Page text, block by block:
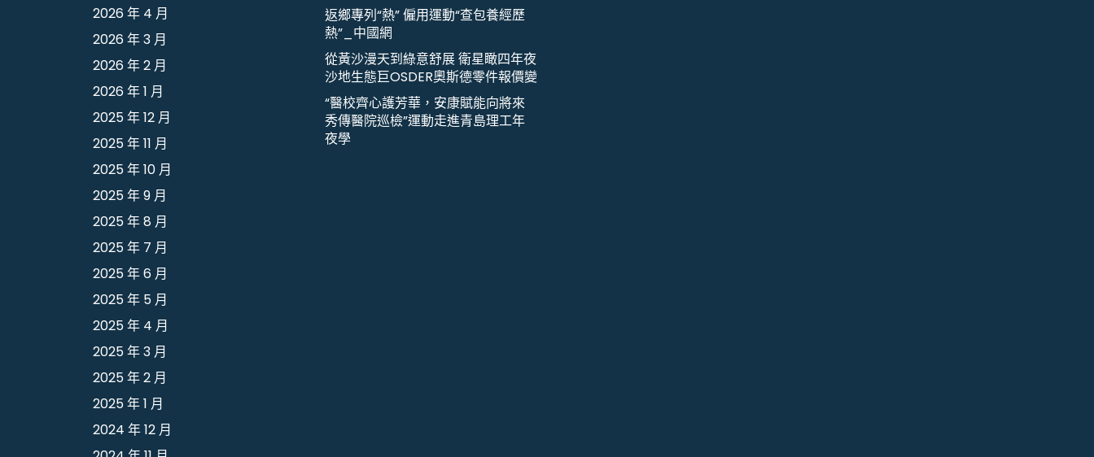
2026 年 4 月
2026 年 3 月
2026 年 2 月
2026 年 1 月
2025 年 12 月
2025 年 11 月
2025 年 10 月
2025 年 9 月
2025 年 8 月
2025 年 7 月
2025 年 6 月
2025 年 5 月
2025 年 4 月
2025 年 3 月
2025 年 2 月
2025 年 1 月
2024 年 12 月
返鄉專列“熱” 僱用運動“查包養經歷
熱”_中國網
從黃沙漫天到綠意舒展 衛星瞰四年夜
沙地生態巨OSDER奧斯德零件報價變
“醫校齊心護芳華，安康賦能向將來
秀傳醫院巡檢”運動走進青島理工年
夜學